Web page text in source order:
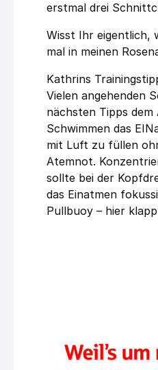
erstmal drei
Wisst Ihr eigentlich,
mal in meinen
Kathrins
Vielen angehenden
nächsten Tipps dem
Schwimmen das
mit Luft zu füllen
Atemnot.
sollte bei der
das Einatmen
Pullbuoy – hier